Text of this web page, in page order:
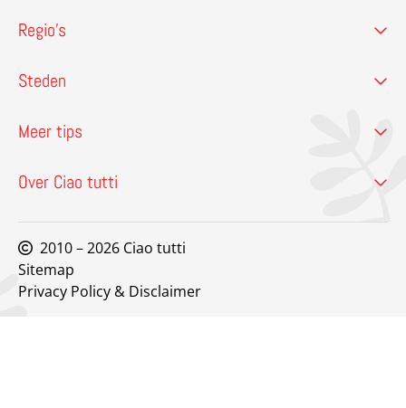
Regio’s
Steden
Meer tips
Over Ciao tutti
2010 – 2026 Ciao tutti
Sitemap
Privacy Policy & Disclaimer